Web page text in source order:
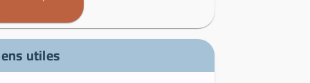
utiles